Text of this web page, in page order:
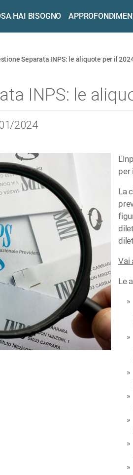
HAI BISOGNO
Separata INPS: le aliquote per il
INPS: le
2024
per
La
Vai
Le